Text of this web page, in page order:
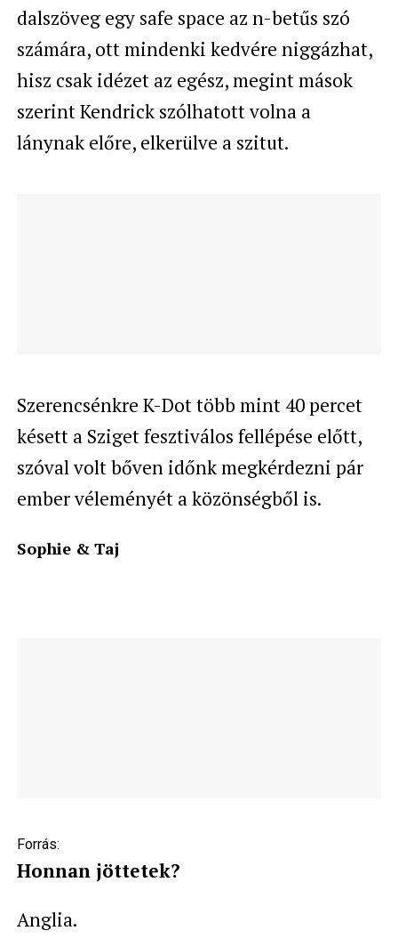
dalszöveg egy safe space az n-betűs szó
számára, ott mindenki kedvére niggázhat,
hisz csak idézet az egész, megint mások
szerint Kendrick szólhatott volna a
lánynak előre, elkerülve a szitut.
Szerencsénkre K-Dot több mint 40 percet
késett a Sziget fesztiválos fellépése előtt,
szóval volt bőven időnk megkérdezni pár
ember véleményét a közönségből is.
Sophie & Taj
Forrás:
Honnan jöttetek?
Anglia.